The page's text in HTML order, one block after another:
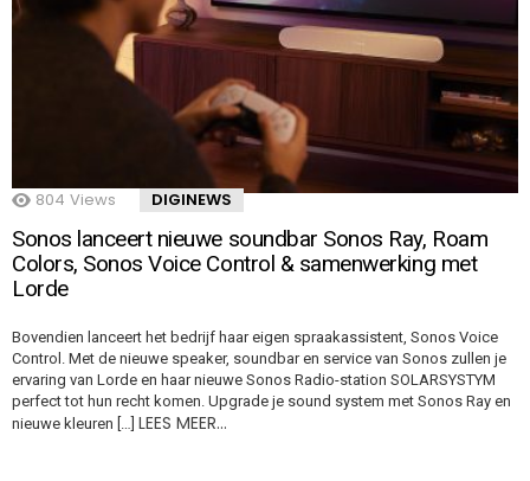
804 Views DIGINEWS
Sonos lanceert nieuwe soundbar Sonos Ray, Roam
Colors, Sonos Voice Control & samenwerking met
Lorde
Bovendien lanceert het bedrijf haar eigen spraakassistent, Sonos Voice
Control. Met de nieuwe speaker, soundbar en service van Sonos zullen je
ervaring van Lorde en haar nieuwe Sonos Radio-station SOLARSYSTYM
perfect tot hun recht komen. Upgrade je sound system met Sonos Ray en
nieuwe kleuren […] LEES MEER…